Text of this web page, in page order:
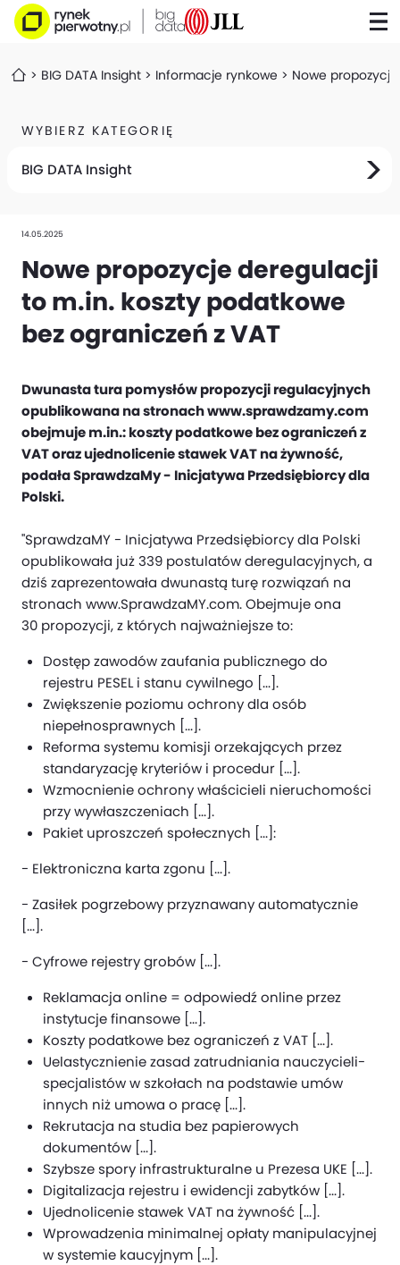
BIG DATA Insight Informacje rynkowe Nowe
WYBIERZ KATEGORIĘ
BIG DATA Insight
14.05.2025
Nowe propozycje deregulacji
to m.in. koszty podatkowe
bez ograniczeń z VAT
Dwunasta tura pomysłów propozycji regulacyjnych
opublikowana na stronach www.sprawdzamy.com
obejmuje m.in.: koszty podatkowe bez ograniczeń z
VAT oraz ujednolicenie stawek VAT na żywność,
podała SprawdzaMy - Inicjatywa Przedsiębiorcy dla
Polski.
"SprawdzaMY - Inicjatywa Przedsiębiorcy dla Polski
opublikowała już 339 postulatów deregulacyjnych, a
dziś zaprezentowała dwunastą turę rozwiązań na
stronach www.SprawdzaMY.com. Obejmuje ona
30 propozycji, z których najważniejsze to:
Dostęp zawodów zaufania publicznego do
rejestru PESEL i stanu cywilnego [...].
Zwiększenie poziomu ochrony dla osób
niepełnosprawnych [...].
Reforma systemu komisji orzekających przez
standaryzację kryteriów i procedur [...].
Wzmocnienie ochrony właścicieli nieruchomości
przy wywłaszczeniach [...].
Pakiet uproszczeń społecznych [...]:
- Elektroniczna karta zgonu [...].
- Zasiłek pogrzebowy przyznawany automatycznie
[...].
- Cyfrowe rejestry grobów [...].
Reklamacja online = odpowiedź online przez
instytucje finansowe [...].
Koszty podatkowe bez ograniczeń z VAT [...].
Uelastycznienie zasad zatrudniania nauczycieli-
specjalistów w szkołach na podstawie umów
innych niż umowa o pracę [...].
Rekrutacja na studia bez papierowych
dokumentów [...].
Szybsze spory infrastrukturalne u Prezesa UKE [...].
Digitalizacja rejestru i ewidencji zabytków [...].
Ujednolicenie stawek VAT na żywność [...].
Wprowadzenia minimalnej opłaty manipulacyjnej
w systemie kaucyjnym [...].